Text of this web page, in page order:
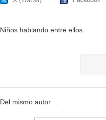
Niños hablando entre ellos.
Del mismo autor…